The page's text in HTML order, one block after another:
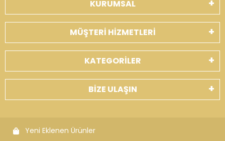
KURUMSAL
MÜŞTERİ HİZMETLERİ
KATEGORİLER
BİZE ULAŞIN
Yeni Eklenen Ürünler